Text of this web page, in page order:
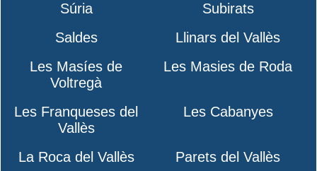
Súria
Subirats
Saldes
Llinars del Vallès
Les Masíes de
Voltregà
Les Masies de Roda
Les Franqueses del
Vallès
Les Cabanyes
La Roca del Vallès
Parets del Vallès